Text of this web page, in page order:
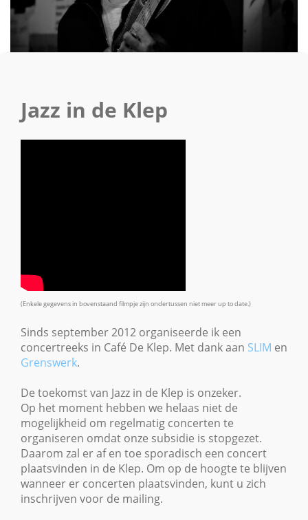
Jazz in de Klep
(Enkele gegevens in bovenstaand filmpje zijn ondertussen niet meer up to date.)
Sinds september 2012 organiseerde ik een
concertreeks in Café De Klep. Met dank aan SLIM en
Grenswerk.
De toekomst van Jazz in de Klep is onzeker.
Op het moment hebben we helaas niet de
mogelijkheid om regelmatig concerten te
organiseren omdat onze subsidie is stopgezet.
Daarom zal er af en toe sporadisch een concert
plaatsvinden in de Klep. Om op de hoogte te blijven
wanneer er concerten plaatsvinden, kunt u zich
inschrijven voor de mailing.